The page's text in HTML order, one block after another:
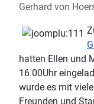
Gerhard von
hatten Ellen und
16.00Uhr
wurde es mit
Freunden und